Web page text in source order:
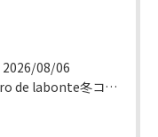
2026/08/06
siro de labonte冬コレクション展示会ライブダイ...